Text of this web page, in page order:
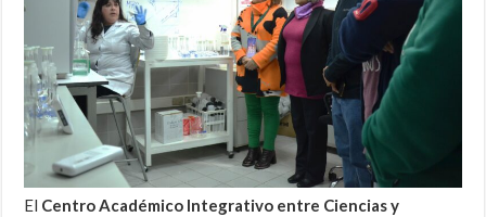
El Centro Académico Integrativo entre Ciencias y